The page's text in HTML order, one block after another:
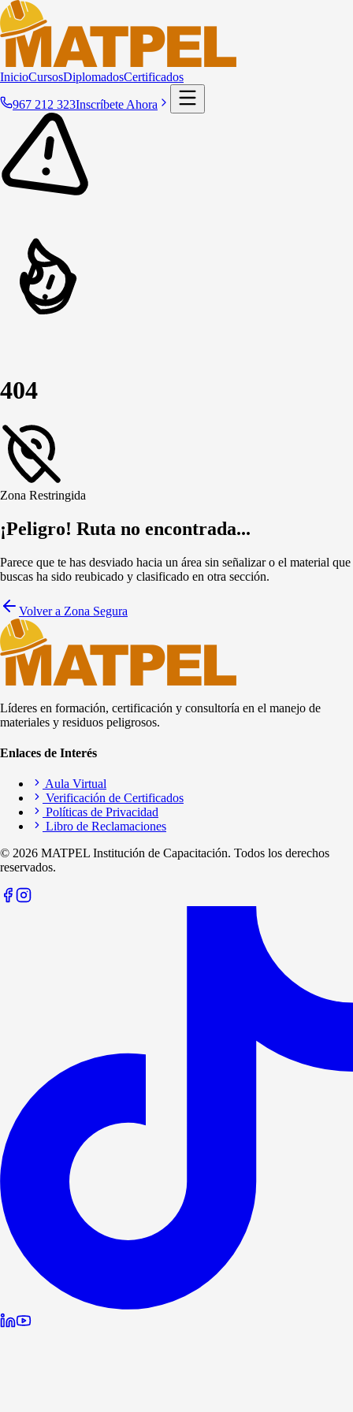
InicioCursosDiplomadosCertificados
967 212 323Inscríbete Ahora
404
Zona Restringida
¡Peligro! Ruta no encontrada...
Parece que te has desviado hacia un área sin señalizar o el material que
buscas ha sido reubicado y clasificado en otra sección.
Volver a Zona Segura
Líderes en formación, certificación y consultoría en el manejo de
materiales y residuos peligrosos.
Enlaces de Interés
Aula Virtual
Verificación de Certificados
Políticas de Privacidad
Libro de Reclamaciones
© 2026 MATPEL Institución de Capacitación. Todos los derechos
reservados.